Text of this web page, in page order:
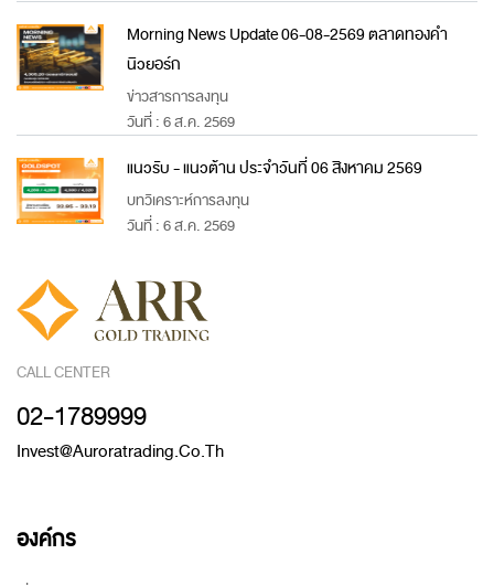
Morning News Update 06-08-2569 ตลาดทองคำ
นิวยอร์ก
ข่าวสารการลงทุน
วันที่ : 6 ส.ค. 2569
แนวรับ - แนวต้าน ประจำวันที่ 06 สิงหาคม 2569
บทวิเคราะห์การลงทุน
วันที่ : 6 ส.ค. 2569
CALL CENTER
02-1789999
Invest@auroratrading.co.th
องค์กร